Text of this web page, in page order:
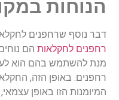
הנוחות
דבר נוסף שרחפנים
רחפנים לחקלאות הם
מנת להשתמש בהם הוא
רחפנים. באופן הזה,
המיומנות הזו באופן